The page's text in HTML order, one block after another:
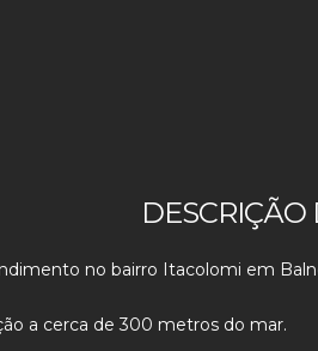
no bairro Itacolomi em
a cerca de 300 metros do mar.